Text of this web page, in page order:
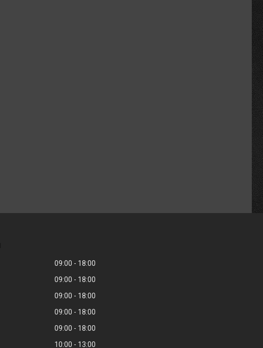
09:00
18:00
09:00
18:00
09:00
18:00
09:00
18:00
09:00
18:00
10:00 13:00